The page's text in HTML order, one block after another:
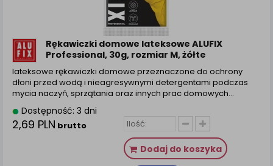
Rękawiczki domowe lateksowe ALUFIX
Professional, 30g, rozmiar M, żółte
lateksowe rękawiczki domowe przeznaczone do ochrony
dłoni przed wodą i nieagresywnymi detergentami podczas
mycia naczyń, sprzątania oraz innych prac domowych…
Dostępność: 3 dni
2,69 PLN brutto
Dodaj do koszyka